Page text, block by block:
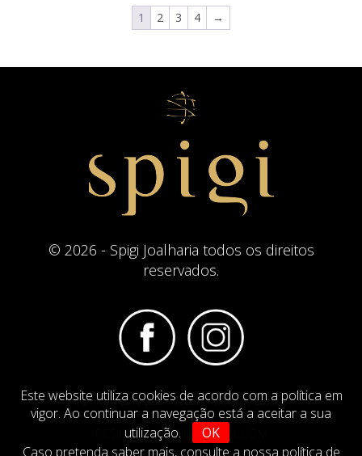
Este website utiliza cookies de acordo com a política em
vigor. Ao continuar a navegação está a aceitar a sua
utilização.
OK
Caso pretenda saber mais, consulte a nossa política de
1 2 3 4 →
© 2026 - Spigi Joalharia todos os direitos
reservados.
Termos e Condições Website Politica de Cookies
DESIGN BYIMAGINEVIRTUAL.COM